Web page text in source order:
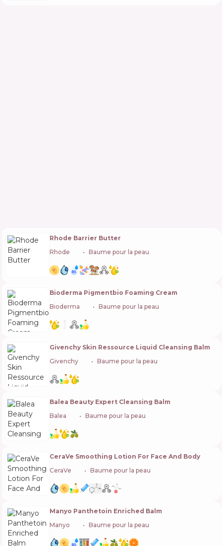
Rhode Barrier Butter
Rhode
Baume pour la peau
Bioderma Pigmentbio Foaming Cream
Bioderma
Baume pour la peau
Givenchy Skin Ressource Liquid Cleansing Balm
Givenchy
Baume pour la peau
Balea Beauty Expert Cleansing Balm
Balea
Baume pour la peau
CeraVe Smoothing Lotion For Face And Body
CeraVe
Baume pour la peau
Manyo Panthetoin Enriched Balm
Manyo
Baume pour la peau